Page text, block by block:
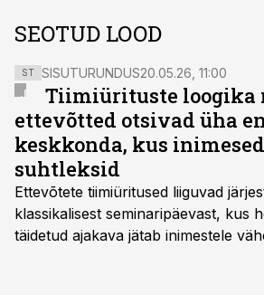
SEOTUD LOOD
ST SISUTURUNDUS20.05.26, 11:00
Tiimiürituste loogika
ettevõtted otsivad üha
keskkonda, kus
suhtleksid
Ettevõtete tiimiüritused liiguvad
klassikalisest seminaripäevast, kus
täidetud ajakava jätab inimestele